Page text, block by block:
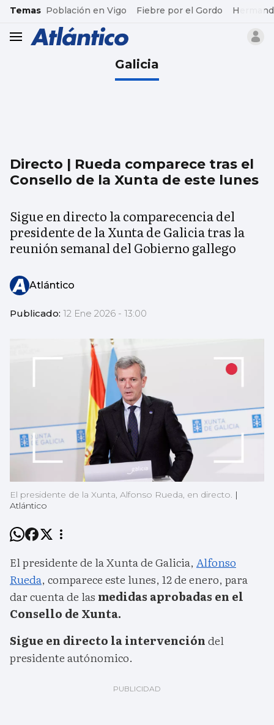
common.go-to-content
Temas Población en Vigo Fiebre por el Gordo
header.menu.open
Galicia
Directo | Rueda comparece tras el
Consello de la Xunta de este lunes
Sigue en directo la comparecencia del
presidente de la Xunta de Galicia tras la
reunión semanal del Gobierno gallego
Atlántico
Publicado: 12 Ene 2026 - 13:00
El presidente de la Xunta, Alfonso Rueda, en directo. |
Atlántico
El presidente de la Xunta de Galicia, Alfonso
Rueda, comparece este lunes, 12 de enero, para
dar cuenta de las medidas aprobadas en el
Consello de Xunta.
Sigue en directo la intervencióndel
presidente autónomico.